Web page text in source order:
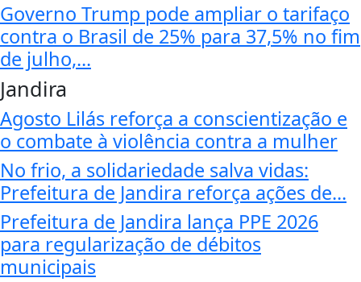
Governo Trump pode ampliar o tarifaço
contra o Brasil de 25% para 37,5% no fim
de julho,...
Jandira
Agosto Lilás reforça a conscientização e
o combate à violência contra a mulher
No frio, a solidariedade salva vidas:
Prefeitura de Jandira reforça ações de...
Prefeitura de Jandira lança PPE 2026
para regularização de débitos
municipais